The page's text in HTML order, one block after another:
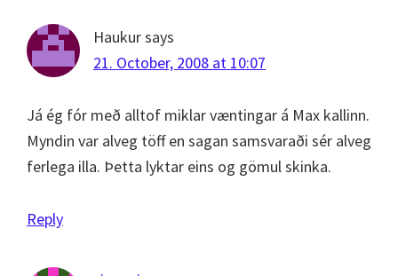
Haukursays
21. October, 2008 at 10:07
Já ég fór með alltof miklar væntingar á Max kallinn.
Myndin var alveg töff en sagan samsvaraði sér alveg
ferlega illa. Þetta lyktar eins og gömul skinka.
Reply